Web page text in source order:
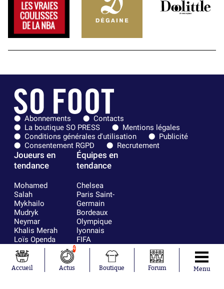
Abonnements
Contacts
La boutique SO PRESS
Mentions légales
Conditions générales d'utilisation
Publicité
Consentement RGPD
Recrutement
Joueurs en
tendance
Mohamed
Salah
Mykhailo
Mudryk
Neymar
Khalis Merah
Loïs Openda
Moussa
Niakhaté
Nicolás
Équipes en
tendance
Chelsea
Paris Saint-
Germain
Bordeaux
Olympique
lyonnais
FIFA
Real Madrid
RC Strasbourg
AC Milan
Accueil
4
Actus Boutique Forum Menu